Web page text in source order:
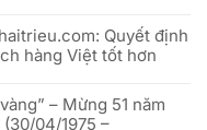
Quyết định
hàng Việt tốt hơn
– Mừng 51 năm
04/1975 –